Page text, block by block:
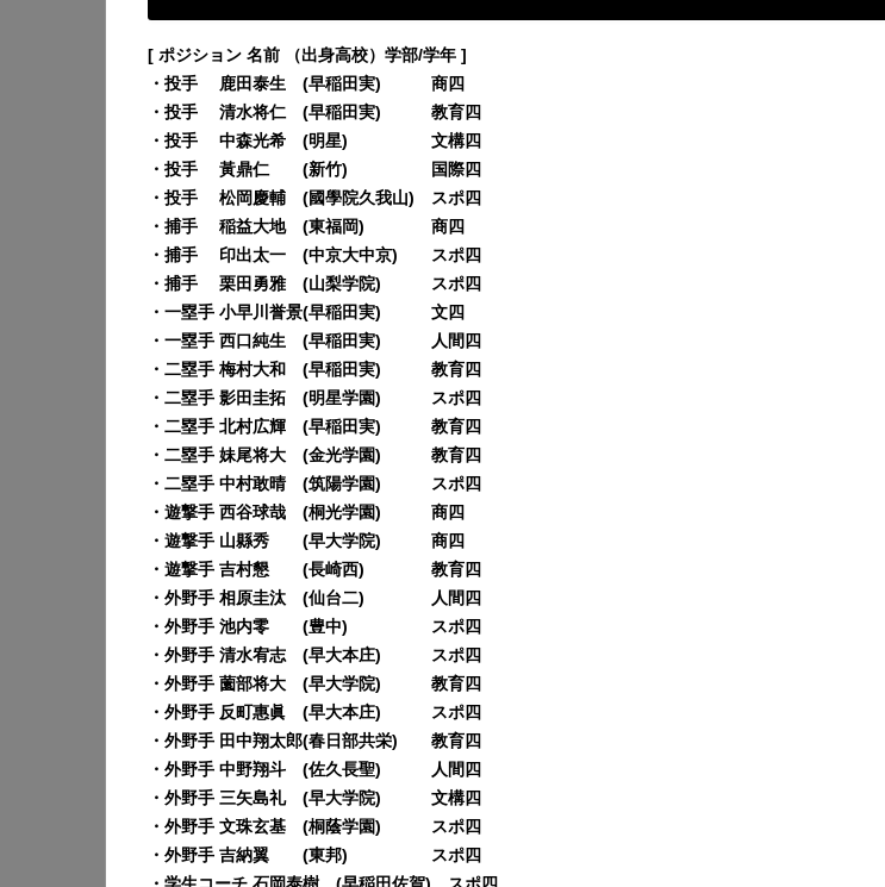
[ ポジション 名前 （出身高校）学部/学年 ]
・投手 鹿田泰生 (早稲田実) 商四
・投手 清水将仁 (早稲田実) 教育四
・投手 中森光希 (明星) 文構四
・投手 黃鼎仁 (新竹) 国際四
・投手 松岡慶輔 (國學院久我山) スポ四
・捕手 稲益大地 (東福岡) 商四
・捕手 印出太一 (中京大中京) スポ四
・捕手 栗田勇雅 (山梨学院) スポ四
・一塁手 小早川誉景(早稲田実) 文四
・一塁手 西口純生 (早稲田実) 人間四
・二塁手 梅村大和 (早稲田実) 教育四
・二塁手 影田圭拓 (明星学園) スポ四
・二塁手 北村広輝 (早稲田実) 教育四
・二塁手 妹尾将大 (金光学園) 教育四
・二塁手 中村敢晴 (筑陽学園) スポ四
・遊撃手 西谷球哉 (桐光学園) 商四
・遊撃手 山縣秀 (早大学院) 商四
・遊撃手 吉村懇 (長崎西) 教育四
・外野手 相原圭汰 (仙台二) 人間四
・外野手 池内零 (豊中) スポ四
・外野手 清水宥志 (早大本庄) スポ四
・外野手 薗部将大 (早大学院) 教育四
・外野手 反町惠眞 (早大本庄) スポ四
・外野手 田中翔太郎(春日部共栄) 教育四
・外野手 中野翔斗 (佐久長聖) 人間四
・外野手 三矢島礼 (早大学院) 文構四
・外野手 文珠玄基 (桐蔭学園) スポ四
・外野手 吉納翼 (東邦) スポ四